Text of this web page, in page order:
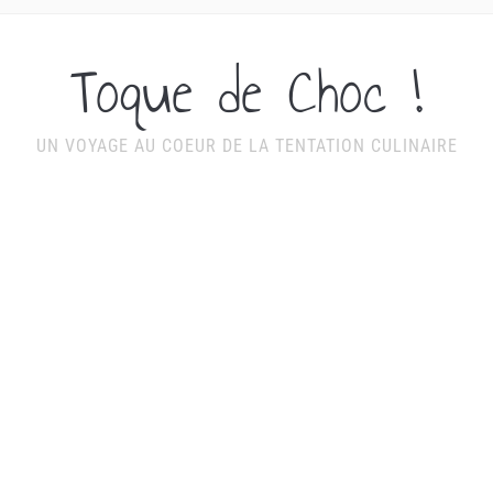
Toque de Choc !
UN VOYAGE AU COEUR DE LA TENTATION CULINAIRE